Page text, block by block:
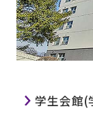
学生会館(